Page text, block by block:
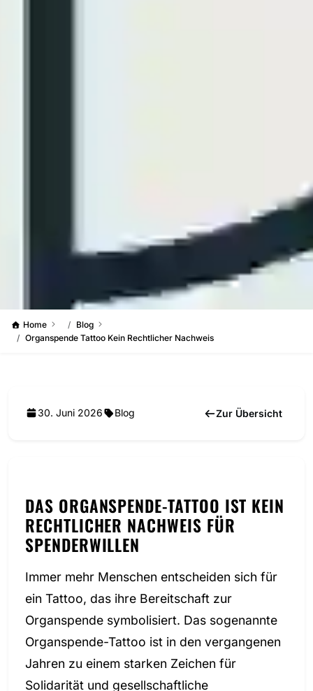
Home
Blog
Organspende Tattoo Kein Rechtlicher Nachweis
30. Juni 2026 Blog Zur Übersicht
DAS ORGANSPENDE-TATTOO IST KEIN
RECHTLICHER NACHWEIS FÜR
SPENDERWILLEN
Immer mehr Menschen entscheiden sich für
ein Tattoo, das ihre Bereitschaft zur
Organspende symbolisiert. Das sogenannte
Organspende-Tattoo ist in den vergangenen
Jahren zu einem starken Zeichen für
Solidarität und gesellschaftliche